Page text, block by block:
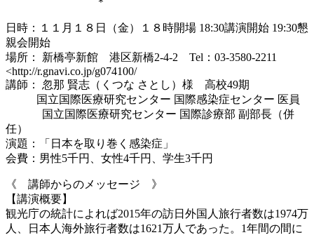
日時：１１月１８日（金）１８時開場 18:30講演開始 19:30懇
親会開始
場所： 新橋亭新館 港区新橋2-4-2 Tel：03-3580-2211
<http://r.gnavi.co.jp/g074100/
講師： 忽那 賢志（くつな さとし）様 高校49期
国立国際医療研究センター 国際感染症センター 医員
国立国際医療研究センター 国際診療部 副部長（併
任）
演題：「日本を取り巻く感染症」
会費：男性5千円、女性4千円、学生3千円
《 講師からのメッセージ 》
【講演概要】
観光庁の統計によれば2015年の訪日外国人旅行者数は1974万
人、日本人海外旅行者数は1621万人であった。1年間の間に